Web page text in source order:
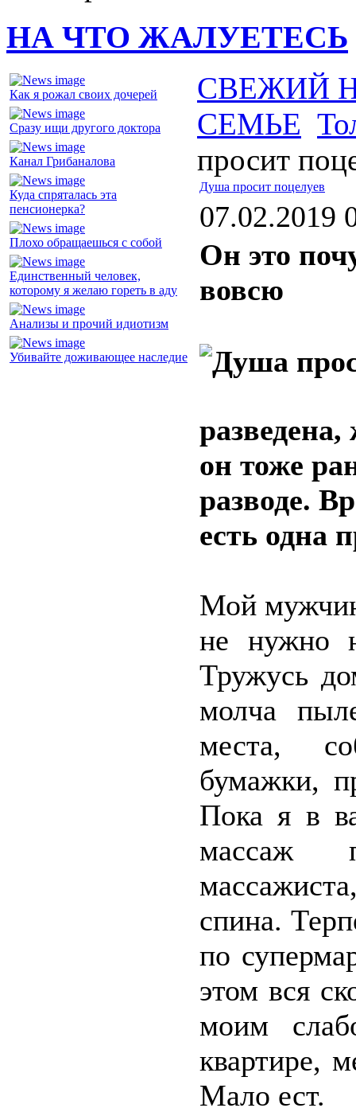
НА ЧТО ЖАЛУЕТЕСЬ
Как я рожал своих дочерей
Сразу ищи другого доктора
Канал Грибаналова
Куда спряталась эта
пенсионерка?
Плохо обращаешься с собой
Единственный человек,
которому я желаю гореть в аду
Анализы и прочий идиотизм
Убивайте доживающее наследие
СВЕЖИЙ
СЕМЬЕ
просит
Душа просит поцелуев
07.02.2019
Он это
вовсю
он тоже
разводе.
есть одна
Мой
не нужно
Тружусь
молча
места,
бумажки,
Пока я в
массаж
спина.
по
этом вся
моим
квартире,
Мало ест.